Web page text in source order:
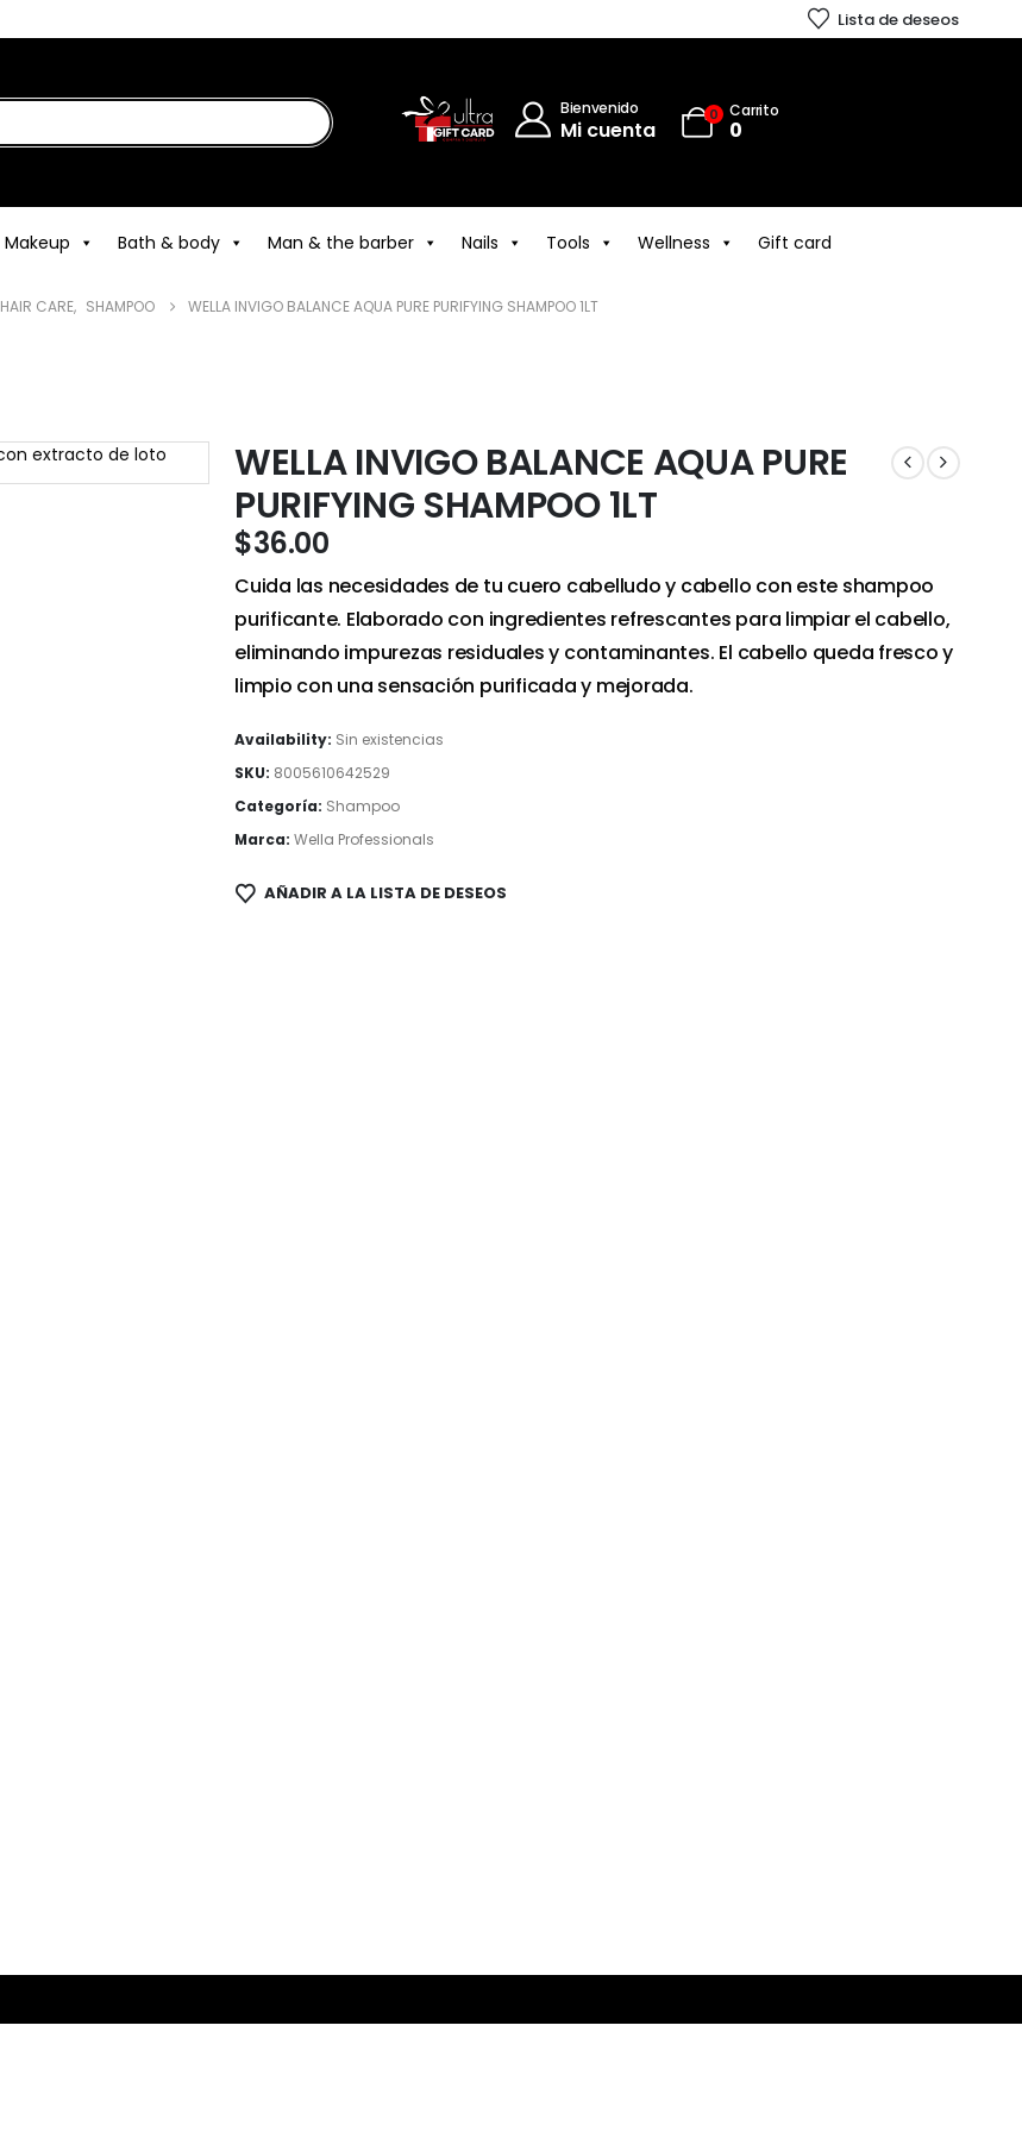
Lista de deseos
Bienvenido
Mi cuenta
0 Carrito
0
Makeup Bath & body Man & the barber Nails Tools Wellness Gift card
HAIR CARE, SHAMPOO WELLA INVIGO BALANCE AQUA PURE PURIFYING SHAMPOO 1LT
WELLA INVIGO BALANCE AQUA PURE
PURIFYING SHAMPOO 1LT
$36.00
Cuida las necesidades de tu cuero cabelludo y cabello con este shampoo
purificante. Elaborado con ingredientes refrescantes para limpiar el cabello,
eliminando impurezas residuales y contaminantes. El cabello queda fresco y
limpio con una sensación purificada y mejorada.
Availability: Sin existencias
SKU: 8005610642529
Categoría: Shampoo
Marca: Wella Professionals
AÑADIR A LA LISTA DE DESEOS